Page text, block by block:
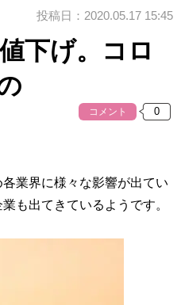
投稿日：2020.05.17 15:45
下げ。コロ
コメント
業界に様々な影響が出てい
も出てきているようです。